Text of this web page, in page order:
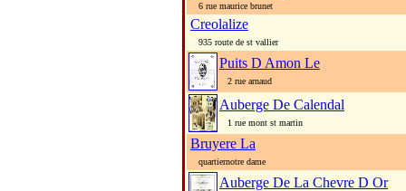
6 rue maurice brunet
Creolalize
935 route de st vallier
Puits D Amon Le
2 rue arnaud
Auberge De Calendal
1 rue mont st martin
Bruyere La
quartiernotre dame
Auberge De La Chevre D Or